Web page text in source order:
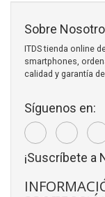
Sobre
ITDS tienda online
smartphones,
calidad y garantía
Síguenos en:
¡Suscríbete a